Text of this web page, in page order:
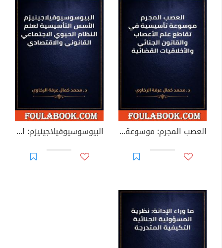
العصب المجرم: موسوعة تأسيسية في تقاطع علم الأعصاب والقانون الجنائي والأخلاقيات القضائية البيوسوسيوفيلاجينيزم: الأسس التأسيسية لعلم النظام الحيوي الاجتماعي القانوني والاقتصادي